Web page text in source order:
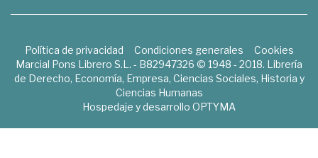
Política de privacidad Condiciones generales
Cookies
Marcial Pons Librero S.L. - B82947326 © 1948 - 2018. Librería
de Derecho, Economía, Empresa, Ciencias Sociales, Historia y
Ciencias Humanas
Hospedaje y desarrollo OPTYMA